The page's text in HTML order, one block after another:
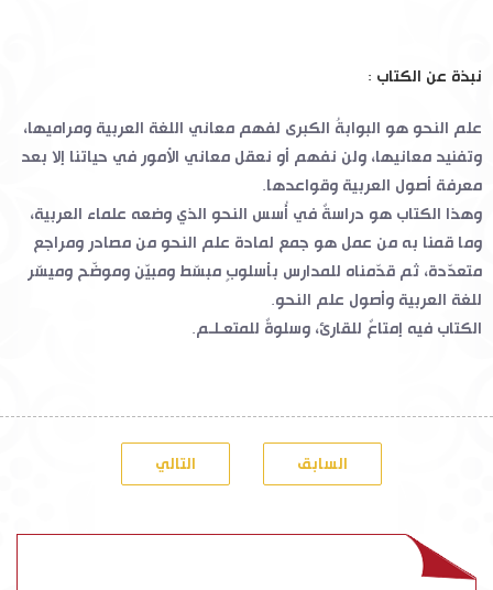
نبذة عن الكتاب :
علم النحو هو البوابةُ الكبرى لفهم معاني اللغة العربية ومراميها،
وتفنيد معانيها، ولن نفهم أو نعقل معاني الأمور في حياتنا إلا بعد
معرفة أصول العربية وقواعدها.
وهذا الكتاب هو دراسةٌ في أُسس النحو الذي وضعه علماء العربية،
وما قمنا به من عمل هو جمع لمادة علم النحو من مصادر ومراجع
متعدّدة، ثم قدّمناه للمدارس بأسلوبٍ مبسّط ومبيّن وموضّح وميسّر
للغة العربية وأصول علم النحو.
الكتاب فيه إمتاعٌ للقارئ، وسلوةٌ للمتعـلـم.
التالي السابق